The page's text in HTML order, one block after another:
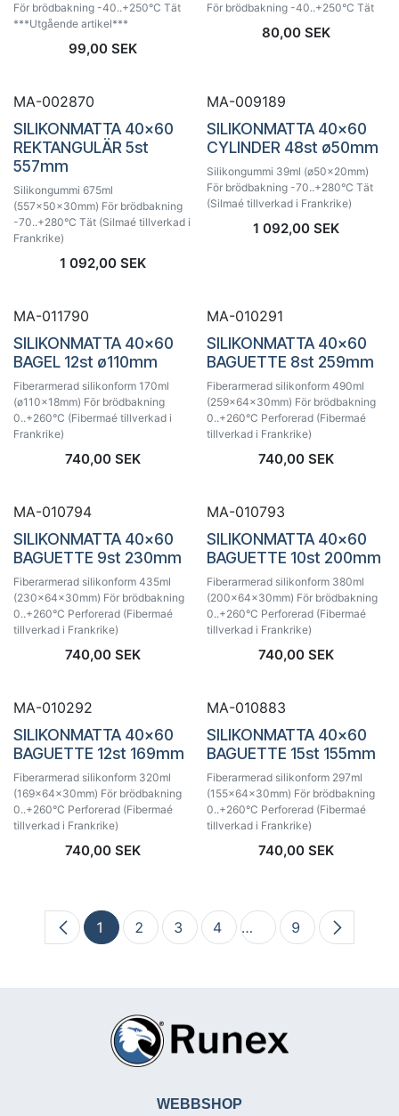
För brödbakning -40..+250°C Tät
***Utgående artikel***
99,00SEK
För brödbakning -40..+250°C Tät
80,00SEK
MA-002870
SILIKONMATTA 40x60
REKTANGULÄR 5st
557mm
Silikongummi 675ml
(557x50x30mm) För brödbakning
-70..+280°C Tät (Silmaé tillverkad i
Frankrike)
1 092,00SEK
MA-009189
SILIKONMATTA 40x60
CYLINDER 48st ø50mm
Silikongummi 39ml (ø50x20mm)
För brödbakning -70..+280°C Tät
(Silmaé tillverkad i Frankrike)
1 092,00SEK
MA-011790
SILIKONMATTA 40x60
BAGEL 12st ø110mm
Fiberarmerad silikonform 170ml
(ø110x18mm) För brödbakning
0..+260°C (Fibermaé tillverkad i
Frankrike)
740,00SEK
MA-010291
SILIKONMATTA 40x60
BAGUETTE 8st 259mm
Fiberarmerad silikonform 490ml
(259x64x30mm) För brödbakning
0..+260°C Perforerad (Fibermaé
tillverkad i Frankrike)
740,00SEK
MA-010794
SILIKONMATTA 40x60
BAGUETTE 9st 230mm
Fiberarmerad silikonform 435ml
(230x64x30mm) För brödbakning
0..+260°C Perforerad (Fibermaé
tillverkad i Frankrike)
740,00SEK
MA-010793
SILIKONMATTA 40x60
BAGUETTE 10st 200mm
Fiberarmerad silikonform 380ml
(200x64x30mm) För brödbakning
0..+260°C Perforerad (Fibermaé
tillverkad i Frankrike)
740,00SEK
MA-010292
SILIKONMATTA 40x60
BAGUETTE 12st 169mm
Fiberarmerad silikonform 320ml
(169x64x30mm) För brödbakning
0..+260°C Perforerad (Fibermaé
tillverkad i Frankrike)
740,00SEK
MA-010883
SILIKONMATTA 40x60
BAGUETTE 15st 155mm
Fiberarmerad silikonform 297ml
(155x64x30mm) För brödbakning
0..+260°C Perforerad (Fibermaé
tillverkad i Frankrike)
740,00SEK
1 2 3 4 … 9
WEBBSHOP